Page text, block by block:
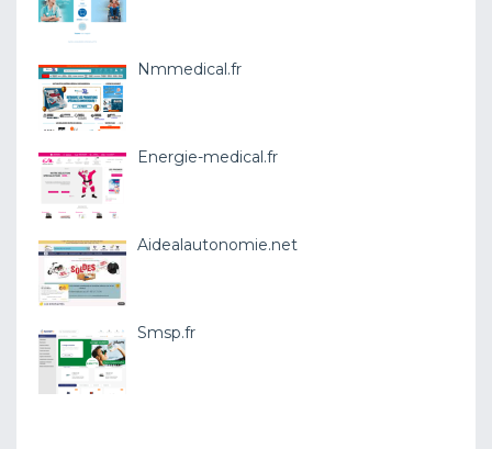
Nmmedical.fr
Energie-medical.fr
Aidealautonomie.net
Smsp.fr